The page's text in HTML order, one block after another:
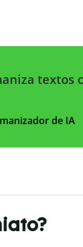
textos
de IA